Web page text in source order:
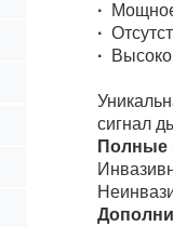
·
·
·
сигнал
Полные